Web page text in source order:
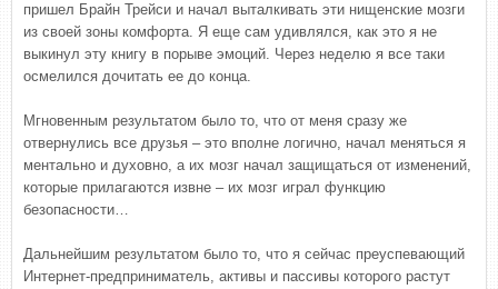
пришел Брайн Трейси и начал выталкивать эти нищенские мозги
из своей зоны комфорта. Я еще сам удивлялся, как это я не
выкинул эту книгу в порыве эмоций. Через неделю я все таки
осмелился дочитать ее до конца.
Мгновенным результатом было то, что от меня сразу же
отвернулись все друзья – это вполне логично, начал меняться я
ментально и духовно, а их мозг начал защищаться от изменений,
которые прилагаются извне – их мозг играл функцию
безопасности…
Дальнейшим результатом было то, что я сейчас преуспевающий
Интернет-предприниматель, активы и пассивы которого растут